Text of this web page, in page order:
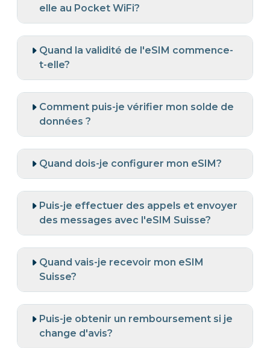
elle au Pocket WiFi?
Quand la validité de l'eSIM commence-
t-elle?
Comment puis-je vérifier mon solde de
données ?
Quand dois-je configurer mon eSIM?
Puis-je effectuer des appels et envoyer
des messages avec l'eSIM Suisse?
Quand vais-je recevoir mon eSIM
Suisse?
Puis-je obtenir un remboursement si je
change d'avis?